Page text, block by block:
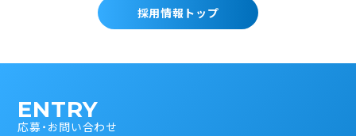
採用情報トップ
ENTRY
応募・お問い合わせ